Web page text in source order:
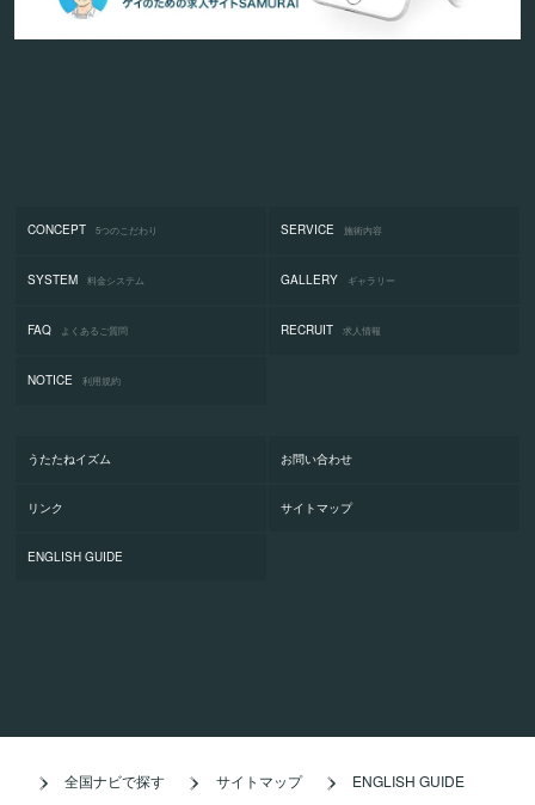
CONCEPT 5つのこだわり SERVICE 施術内容
SYSTEM 料金システム GALLERY ギャラリー
FAQ よくあるご質問 RECRUIT 求人情報
NOTICE 利用規約
うたたねイズム お問い合わせ
リンク サイトマップ
ENGLISH GUIDE
全国ナビで探す サイトマップ ENGLISH GUIDE